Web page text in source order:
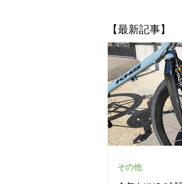
​【最新記事】
その他